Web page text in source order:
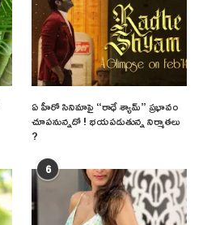
ఏ హీరో సినిమాపై “రాధే శ్యామ్” ప్రభావం
చూపనున్నదో ! భయపడుతున్న నిర్మాతలు
?
6